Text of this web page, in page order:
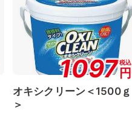
1097税込
円
オキシクリーン＜1500ｇ
＞